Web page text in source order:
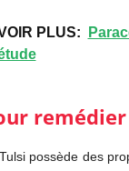
PLUS:
possède des